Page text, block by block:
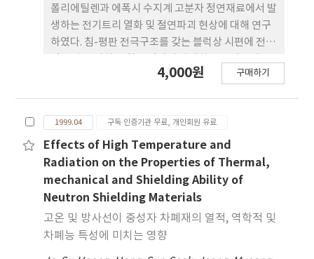
폴리에틸렌과 에폭시 수지계 고분자 정연재료에서 발
생하는 전기트리 열화 및 절연파괴 현상에 대해 연구
하였다. 침-평판 전극구조를 갖는 블럭상 시편에 전기
관찰하였다. 저밀도 폴리에틸렌에서 발생하는 전기트
시 수지 에서는 첨가제 SN의 함량과 온도가 증가함에
따라 절연파괴 강도는 감소하였으며 전기트리는 더욱
복잡해졌다. 가교밀도가 높아 딱딱한 DGEBA/MDA
에폭시 수지계에서는 전도성 트리 경로 주위에 일련
의 부채꼴 크랙이 관찰되었다.
4,000원 구매하기
1999.04 구독 인증기관 무료, 개인회원 유료
Effects of High Temperature and
Radiation on the Properties of Thermal,
mechanical and Shielding Ability of
Neutron Shielding Materials
고온 및 방사선이 중성자 차폐재의 열적, 역학적 및
차폐능 특성에 미치는 영향